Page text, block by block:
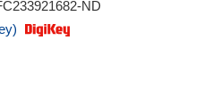
ND